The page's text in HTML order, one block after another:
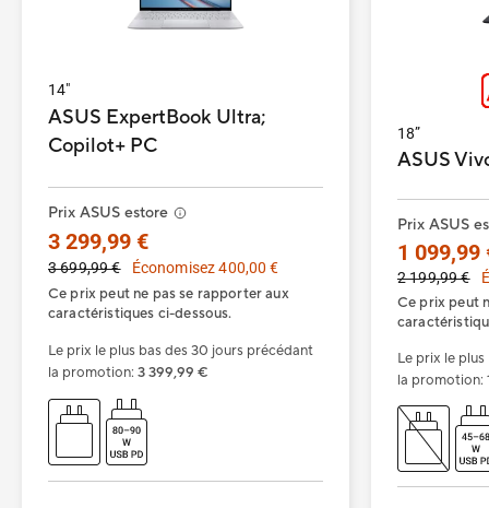
14"
ASUS ExpertBook Ultra;
Copilot+ PC
Prix ASUS estore
3 299,99 €
3 699,99 €
Économisez 400,00 €
Ce prix peut ne pas se rapporter aux
caractéristiques ci-dessous.
Le prix le plus bas des 30 jours précédant
la promotion: 3 399,99 €
18”
ASUS
Prix ASUS
1 099,99
2 199,99 €
Ce prix peut
Le prix le
la promotion: